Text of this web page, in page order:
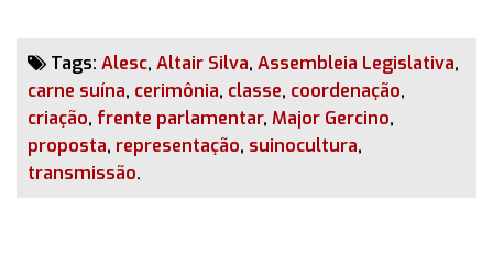
Tags: Alesc, Altair Silva, Assembleia Legislativa,
carne suína, cerimônia, classe, coordenação,
criação, frente parlamentar, Major Gercino,
proposta, representação, suinocultura,
transmissão.